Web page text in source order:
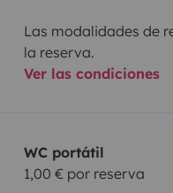
Las modalidades de
la reserva.
Ver las condiciones
WC portátil
1,00 € por reserva